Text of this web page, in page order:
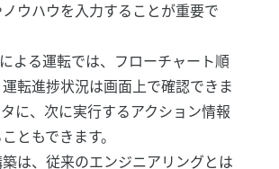
ウハウを入力することが重要で
よる運転では、フローチャート順
転進捗状況は画面上で確認できま
に、次に実行するアクション情報
ともできます。
は、従来のエンジニアリングとは